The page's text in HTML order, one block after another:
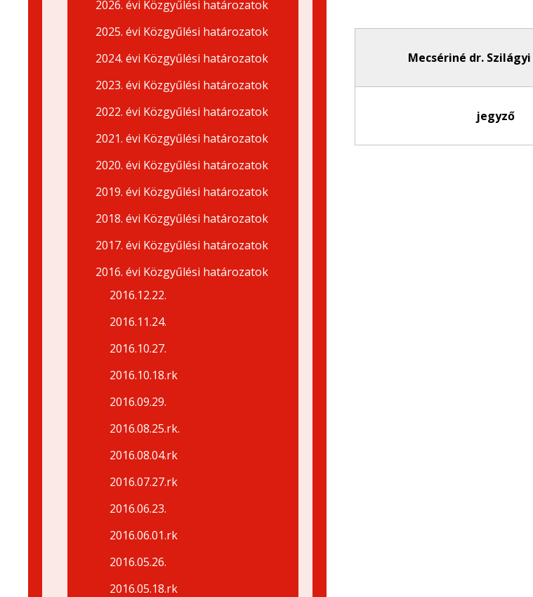
Mecsériné dr.
jegyző
2026. évi Közgyűlési határozatok
2025. évi Közgyűlési határozatok
2024. évi Közgyűlési határozatok
2023. évi Közgyűlési határozatok
2022. évi Közgyűlési határozatok
2021. évi Közgyűlési határozatok
2020. évi Közgyűlési határozatok
2019. évi Közgyűlési határozatok
2018. évi Közgyűlési határozatok
2017. évi Közgyűlési határozatok
2016. évi Közgyűlési határozatok
2016.12.22.
2016.11.24.
2016.10.27.
2016.10.18.rk
2016.09.29.
2016.08.25.rk.
2016.08.04.rk
2016.07.27.rk
2016.06.23.
2016.06.01.rk
2016.05.26.
2016.05.18.rk